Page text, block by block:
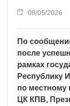
08/05/2026
По
после
рамках
Республику
по местному
ЦК КПВ,